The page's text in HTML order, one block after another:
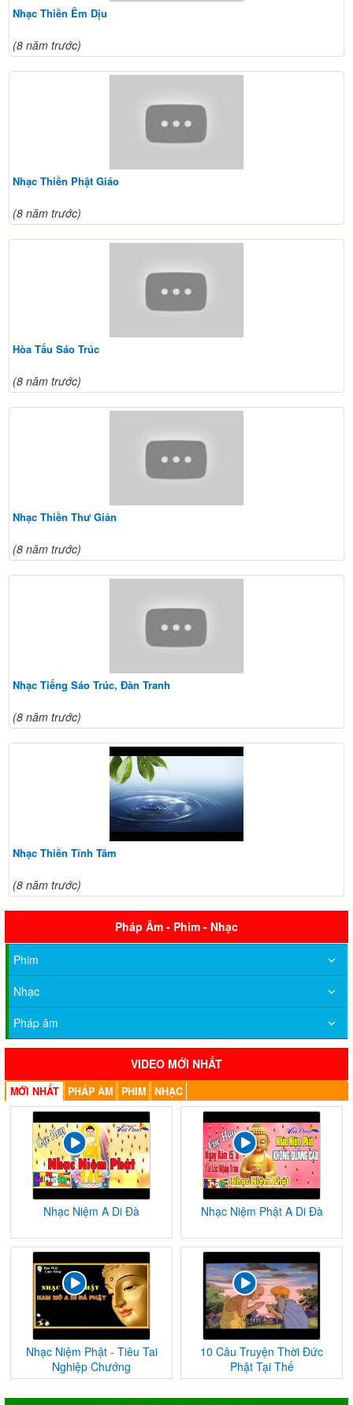
Nhạc Thiền Êm Dịu
(8 năm trước)
Nhạc Thiền Phật Giáo
(8 năm trước)
Hòa Tấu Sáo Trúc
(8 năm trước)
Nhạc Thiền Thư Giản
(8 năm trước)
Nhạc Tiếng Sáo Trúc, Đàn Tranh
(8 năm trước)
Nhạc Thiền Tĩnh Tâm
(8 năm trước)
Pháp Âm - Phim - Nhạc
Phim
Nhạc
Pháp âm
VIDEO MỚI NHẤT
MỚI NHẤT PHÁP ÂM PHIM NHẠC
Nhạc Niệm A Di Đà Nhạc Niệm Phật A Di Đà
Nhạc Niệm Phật - Tiêu Tai
Nghiệp Chướng
10 Câu Truyện Thời Đức
Phật Tại Thế